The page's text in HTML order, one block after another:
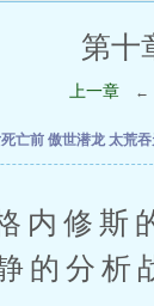
第十
上一章 ←
亡前 傲世潜龙太荒
斯的
的分析